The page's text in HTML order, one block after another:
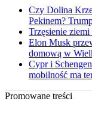
Czy Dolina
Pekinem?
Trzęsienie
Elon Musk
domową w
Cypr i
mobilność ma
Promowane treści